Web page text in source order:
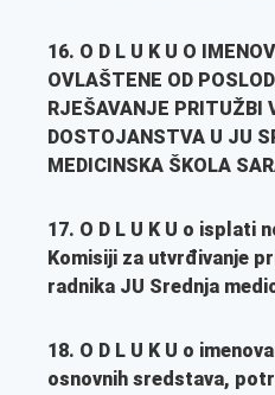
16. O D L U K U O
OVLAŠTENE OD
RJEŠAVANJE
DOSTOJANSTVA U JU
MEDICINSKA ŠKOLA
17. O D L U K U o isplati
Komisiji za utvrđivanje
radnika JU Srednja
18. O D L U K U o
osnovnih sredstava,